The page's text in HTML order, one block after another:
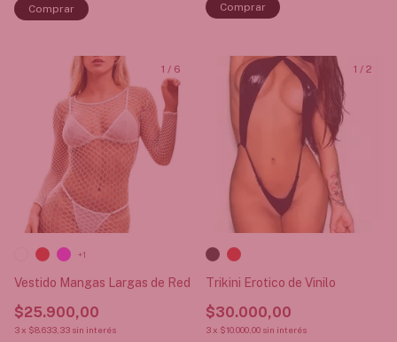
Comprar
1 / 6
Vestido Mangas Largas de Red
$25.900,00
3 x $8.633,33 sin interés
+1
1 / 2
Trikini Erotico de Vinilo
$30.000,00
3 x $10.000,00 sin interés